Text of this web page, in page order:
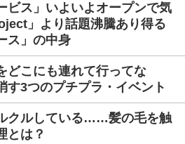
ビス」いよいよオープンで気
」より話題沸騰あり得る
ス」の中身
どこにも連れて行ってな
3つのプチプラ・イベント
クルしている……髪の毛を触
とは？